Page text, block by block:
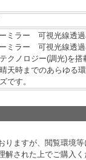
ミラー 可視光線透
ミラー 可視光線透
クノロジー(調光)を搭
天時までのあらゆる
です。
りますが、閲覧環境
された上でご購入く